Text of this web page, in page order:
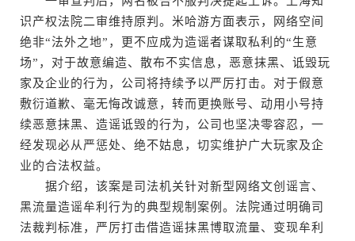
识产权法院二审维持原判。米哈游方面表示，网络空间
绝非“法外之地”，更不应成为造谣者谋取私利的“生意
场”，对于故意编造、散布不实信息，恶意抹黑、诋毁玩
家及企业的行为，公司将持续予以严厉打击。对于假意
敷衍道歉、毫无悔改诚意，转而更换账号、动用小号持
续恶意抹黑、造谣诋毁的行为，公司也坚决零容忍，一
经发现必从严惩处、绝不姑息，切实维护广大玩家及企
业的合法权益。
据介绍，该案是司法机关针对新型网络文创谣言、
黑流量造谣牟利行为的典型规制案例。法院通过明确司
法裁判标准，严厉打击借造谣抹黑博取流量、变现牟利